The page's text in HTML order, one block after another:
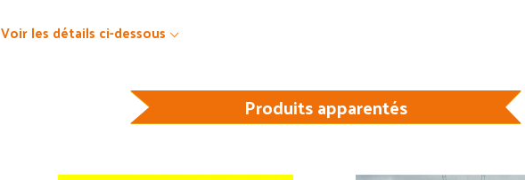
Voir les détails ci-dessous
Produits apparentés